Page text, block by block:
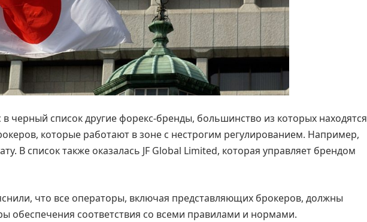
в черный список другие форекс-бренды, большинство из которых находятся
которые работают в зоне с нестрогим регулированием. Например,
В список также оказалась JF Global Limited, которая управляет брендом
что все операторы, включая представляющих брокеров, должны
обеспечения соответствия со всеми правилами и нормами.